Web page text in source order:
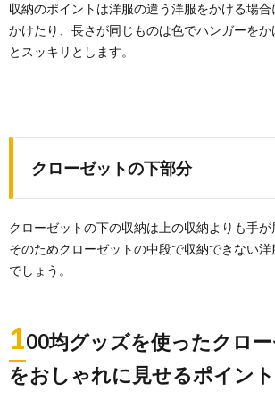
収納のポイントは洋服の違う洋服をかける場
かけたり、長さが同じものは色でハンガーを
とスッキリとします。
クローゼットの下部分
クローゼットの下の収納は上の収納よりも手が
そのためクローゼットの中段で収納できない
でしょう。
100均グッズを使ったクロ
をおしゃれに見せるポイン